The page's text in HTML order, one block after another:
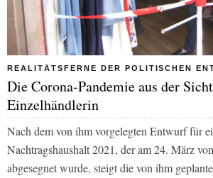
REALITÄTSFERNE DER POLITISCHEN
Die Corona-Pandemie aus der
Einzelhändlerin
Nach dem von ihm vorgelegten Entwurf für
Nachtragshaushalt 2021, der am 24. März
abgesegnet wurde, steigt die von ihm